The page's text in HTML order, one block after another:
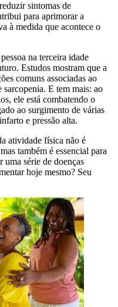
sintomas de
para aprimorar a
à medida que acontece o
na terceira idade
Estudos mostram que a
comuns associadas ao
E tem mais: ao
ele está combatendo o
ao surgimento de várias
e pressão alta.
atividade física não é
também é essencial para
uma série de doenças
hoje mesmo? Seu